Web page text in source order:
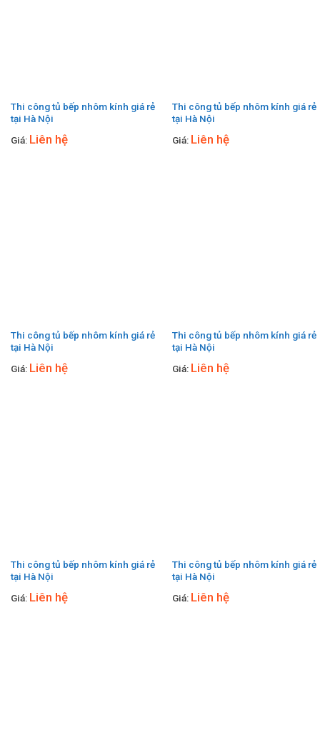
Thi công tủ bếp nhôm kính giá rẻ
tại Hà Nội
Giá: Liên hệ
Thi công tủ bếp nhôm kính giá rẻ
tại Hà Nội
Giá: Liên hệ
Thi công tủ bếp nhôm kính giá rẻ
tại Hà Nội
Giá: Liên hệ
Thi công tủ bếp nhôm kính giá rẻ
tại Hà Nội
Giá: Liên hệ
Thi công tủ bếp nhôm kính giá rẻ
tại Hà Nội
Giá: Liên hệ
Thi công tủ bếp nhôm kính giá rẻ
tại Hà Nội
Giá: Liên hệ